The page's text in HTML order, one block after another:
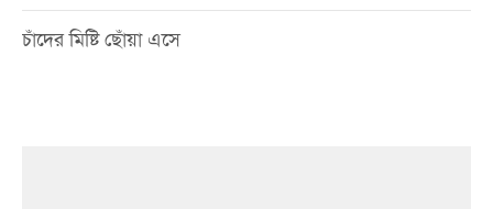
চাঁদের মিষ্টি ছোঁয়া এসে